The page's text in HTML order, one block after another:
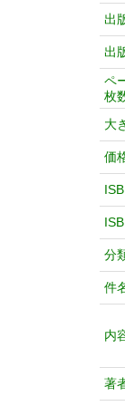
出
出
ペ
枚
大
価
分
件
内
著